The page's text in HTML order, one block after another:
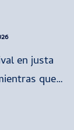
en justa
que…